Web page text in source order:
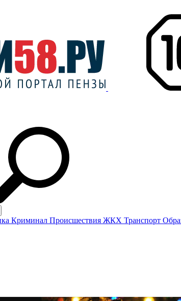
Криминал Происшествия ЖКХ Транспорт